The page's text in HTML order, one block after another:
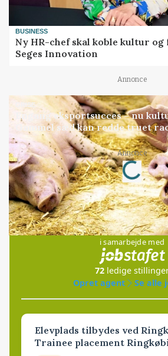
BUSINESS
Ny HR-chef skal koble kultur
Seges Innovation
Annonce
GRISE
Engang eksportsucces – nu
Gammel sæd kan redde truet
Annonce
Loading...
Jobs
i samarbejde med
72 ledige
Opret agent
Se alle
Elevplads tilbydes ved
Trainee placement